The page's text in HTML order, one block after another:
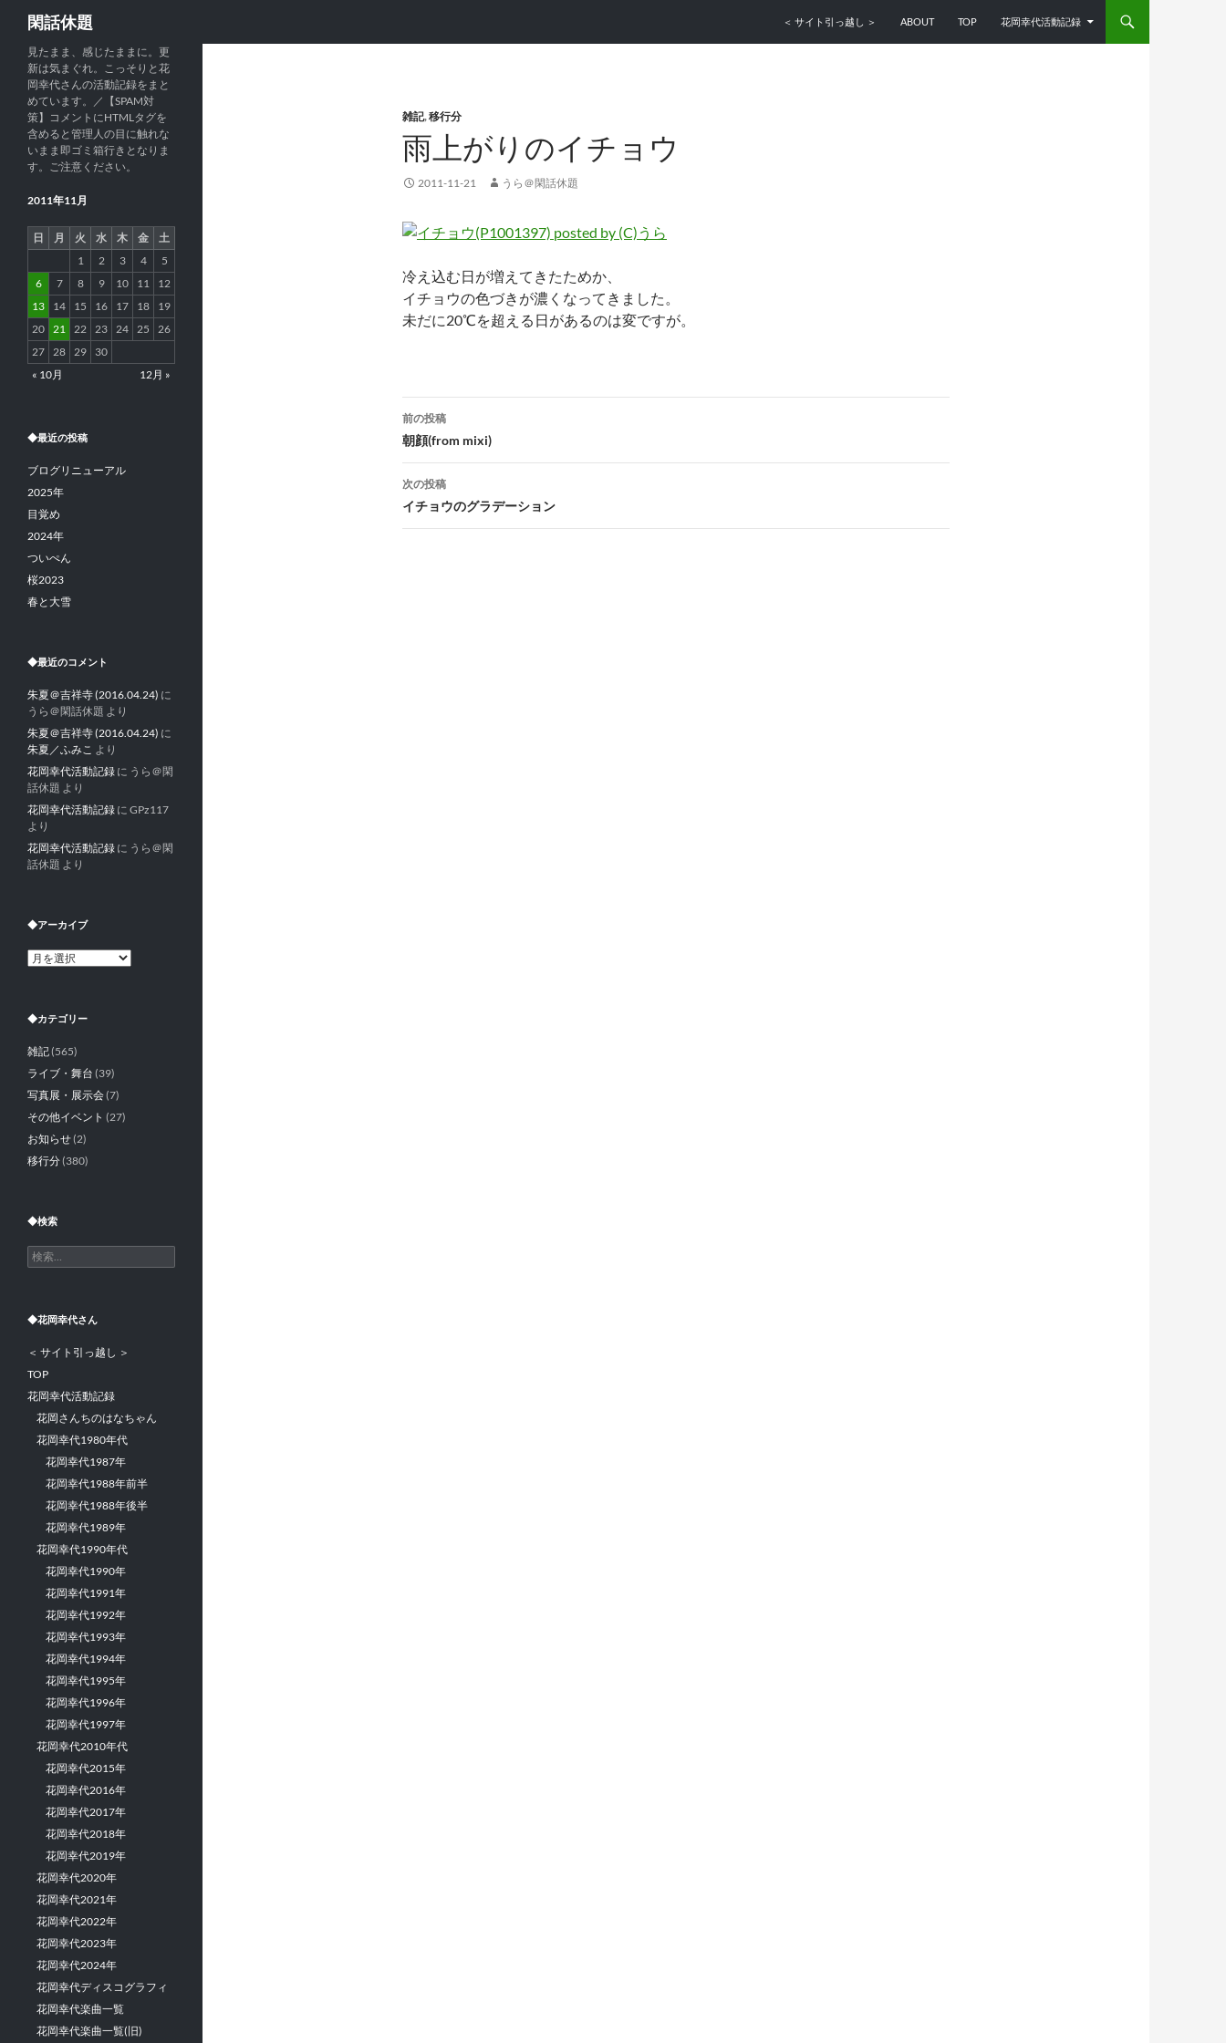
閑話休題
＜ サイト引っ越し ＞
ABOUT TOP 花岡幸代活動記録
雑記,移行分
雨上がりのイチョウ
2011-11-21 うら＠閑話休題
冷え込む日が増えてきたためか、
イチョウの色づきが濃くなってきました。
未だに20℃を超える日があるのは変ですが。
投
稿
ナ
ビ
ゲ
前の投稿
朝顔(from mixi)
次の投稿
イチョウのグラデーション
見たまま、感じたままに。更
新は気まぐれ。こっそりと花
岡幸代さんの活動記録をまと
めています。／【SPAM対
策】コメントにHTMLタグを
含めると管理人の目に触れな
いまま即ゴミ箱行きとなりま
す。ご注意ください。
2011年11月
日 月 火 水 木 金
土
1
2 3 4
5
6
7 8 9 10 11
12
13
14 15 16 17 18
19
20 21 22 23 24 25
26
27 28 29
30
« 10月
12月 »
◆最近の投稿
ブログリニューアル
2025年
目覚め
2024年
ついぺん
桜2023
春と大雪
◆最近のコメント
朱夏＠吉祥寺 (2016.04.24) に
うら＠閑話休題 より
朱夏＠吉祥寺 (2016.04.24) に
朱夏／ふみこ より
花岡幸代活動記録 に うら＠閑
話休題 より
花岡幸代活動記録 に GPz117
より
花岡幸代活動記録 に うら＠閑
話休題 より
◆アーカイブ
◆
イ
◆カテゴリー
雑記(565)
ライブ・舞台 (39)
写真展・展示会(7)
その他イベント (27)
お知らせ(2)
移行分(380)
◆検索
検
索:
◆花岡幸代さん
＜ サイト引っ越し ＞
TOP
花岡幸代活動記録
花岡さんちのはなちゃん
花岡幸代1980年代
花岡幸代1987年
花岡幸代1988年前半
花岡幸代1988年後半
花岡幸代1989年
花岡幸代1990年代
花岡幸代1990年
花岡幸代1991年
花岡幸代1992年
花岡幸代1993年
花岡幸代1994年
花岡幸代1995年
花岡幸代1996年
花岡幸代1997年
花岡幸代2010年代
花岡幸代2015年
花岡幸代2016年
花岡幸代2017年
花岡幸代2018年
花岡幸代2019年
花岡幸代2020年
花岡幸代2021年
花岡幸代2022年
花岡幸代2023年
花岡幸代2024年
花岡幸代ディスコグラフィ
花岡幸代楽曲一覧
花岡幸代楽曲一覧(旧)